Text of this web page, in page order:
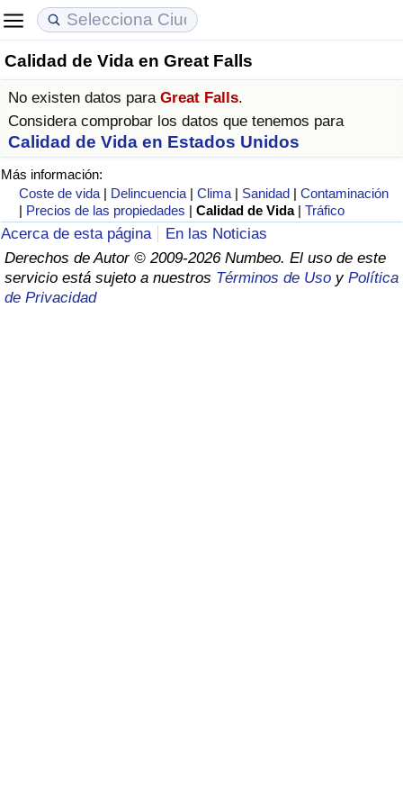
Calidad de Vida en Great Falls
No existen datos para Great Falls.
Considera comprobar los datos que tenemos para
Calidad de Vida en Estados Unidos
Más información:
Coste de vida | Delincuencia |Clima | Sanidad |Contaminación
| Precios de las propiedades |Calidad de Vida |Tráfico
Acerca de esta página
En las Noticias
Derechos de Autor © 2009-2026 Numbeo. El uso de este
servicio está sujeto a nuestros Términos de Uso y Política
de Privacidad
Coste de vida
Índice de Costo de Vida (Actual)
Índice de Costo de Vida
Índice de costo de vida por país
en aqaba
Precios de las propiedades
Índice de Precios de Inmuebles (Actual)
Índice de Precios de Inmuebles
Índice de Precios de Inmuebles por País
Calidad de Vida
Índice de Calidad de Vida
Índice de Calidad de Vida (Actual)
Índice de calidad de vida por país
Delincuencia
Calificación del Índice de Criminalidad